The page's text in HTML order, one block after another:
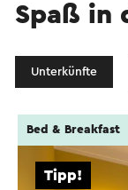
Spaß in
Unterkünfte
Tipp!
Bed & Breakfast